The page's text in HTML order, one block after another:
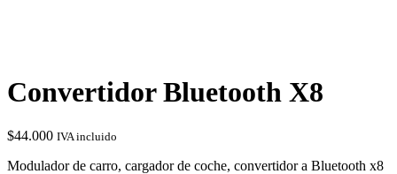
Convertidor Bluetooth X8
$44.000 IVA incluido
Modulador de carro, cargador de coche, convertidor a Bluetooth x8